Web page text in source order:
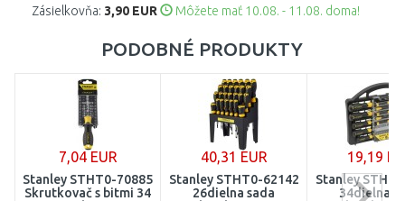
Zásielkovňa: 3,90 EUR Môžete mať 10.08. - 11.08. doma!
PODOBNÉ PRODUKTY
7,04 EUR
Stanley STHT0-70885
Skrutkovač s bitmi 34
40,31 EUR
Stanley STHT0-62142
26dielna sada
19,19
Stanley
34dielna